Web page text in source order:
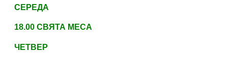
СЕРЕДА
18.00 СВЯТА МЕСА
ЧЕТВЕР